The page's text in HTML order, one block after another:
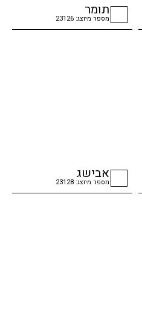
תומר
מספר מיוצג: 23126
אבישג
מספר מיוצג: 23128